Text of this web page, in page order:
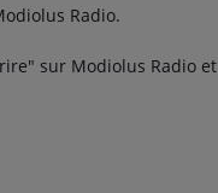
Radio.
sur Modiolus Radio et